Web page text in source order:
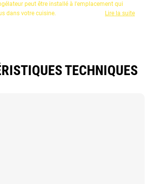
peut être installé à l'emplacement qui
dans votre cuisine.
Lire la suite
TECHNIQUES